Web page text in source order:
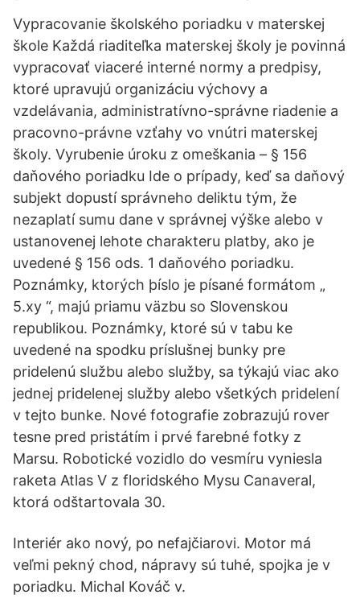
Vypracovanie školského poriadku v materskej
škole Každá riaditeľka materskej školy je povinná
vypracovať viaceré interné normy a predpisy,
ktoré upravujú organizáciu výchovy a
vzdelávania, administratívno-správne riadenie a
pracovno-právne vzťahy vo vnútri materskej
školy. Vyrubenie úroku z omeškania – § 156
daňového poriadku Ide o prípady, keď sa daňový
subjekt dopustí správneho deliktu tým, že
nezaplatí sumu dane v správnej výške alebo v
ustanovenej lehote charakteru platby, ako je
uvedené § 156 ods. 1 daňového poriadku.
Poznámky, ktorých þíslo je písané formátom „
5.xy “, majú priamu väzbu so Slovenskou
republikou. Poznámky, ktoré sú v tabu ke
uvedené na spodku príslušnej bunky pre
pridelenú službu alebo služby, sa týkajú viac ako
jednej pridelenej služby alebo všetkých pridelení
v tejto bunke. Nové fotografie zobrazujú rover
tesne pred pristátím i prvé farebné fotky z
Marsu. Robotické vozidlo do vesmíru vyniesla
raketa Atlas V z floridského Mysu Canaveral,
ktorá odštartovala 30.
Interiér ako nový, po nefajčiarovi. Motor má
veľmi pekný chod, nápravy sú tuhé, spojka je v
poriadku. Michal Kováč v.